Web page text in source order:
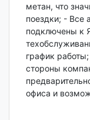
метан, что
поездки; - Все
подключены к
график
стороны
офиса и